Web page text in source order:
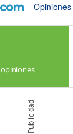
opiniones
Publicidad